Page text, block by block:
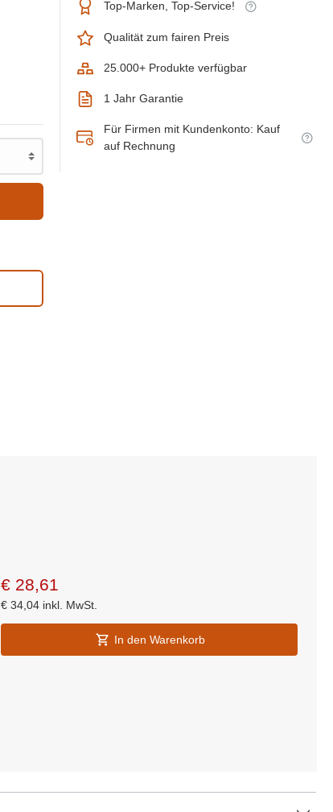
Top-Marken, Top-Service!
Qualität zum fairen Preis
25.000+ Produkte verfügbar
1 Jahr Garantie
Für Firmen mit Kundenkonto: Kauf
auf Rechnung
€ 28,61
€34,04 inkl. MwSt.
In den Warenkorb